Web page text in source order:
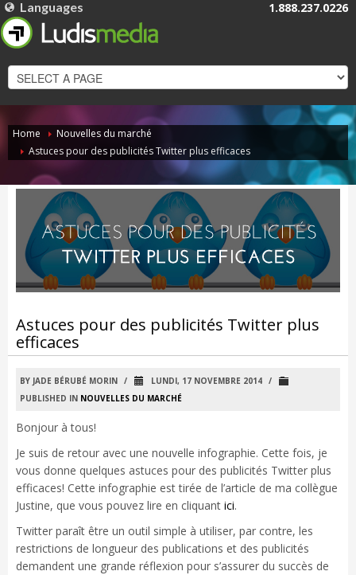
1.888.237.0226
Languages
FRANÇAIS
ENGLISH
Home
Nouvelles du marché
Astuces pour des publicités Twitter plus efficaces
Astuces pour des publicités Twitter plus
efficaces
BY JADE BÉRUBÉ MORIN / LUNDI, 17 NOVEMBRE 2014 /
PUBLISHED IN NOUVELLES DU MARCHÉ
Bonjour à tous!
Je suis de retour avec une nouvelle infographie. Cette fois, je
vous donne quelques astuces pour des publicités Twitter plus
efficaces! Cette infographie est tirée de l’article de ma collègue
Justine, que vous pouvez lire en cliquant ici.
Twitter paraît être un outil simple à utiliser, par contre, les
restrictions de longueur des publications et des publicités
demandent une grande réflexion pour s’assurer du succès de